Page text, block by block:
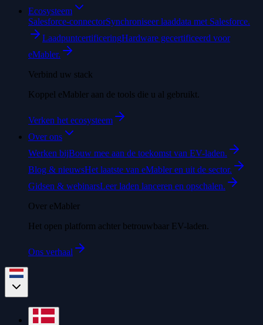
Ecosysteem
Salesforce-connectorSynchroniseer laaddata met Salesforce.
LaadpuntcertificeringHardware gecertificeerd voor
eMabler.
Verbind uw stack
Koppel eMabler aan de tools die u al gebruikt.
Verken het ecosysteem
Over ons
Werken bijBouw mee aan de toekomst van EV-laden.
Blog & nieuwsHet laatste van eMabler en uit de sector.
Gidsen & webinarsLeer laden lanceren en opschalen.
Over eMabler
Het open platform achter betrouwbaar EV-laden.
Ons verhaal